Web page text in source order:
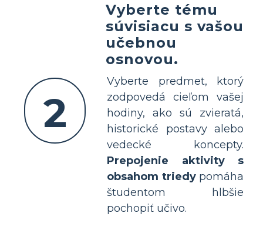
2
Vyberte tému
súvisiacu s vašou
učebnou
osnovou.
Vyberte predmet, ktorý
zodpovedá cieľom vašej
hodiny, ako sú zvieratá,
historické postavy alebo
vedecké koncepty.
Prepojenie aktivity s
obsahom triedypomáha
študentom hlbšie
pochopiť učivo.